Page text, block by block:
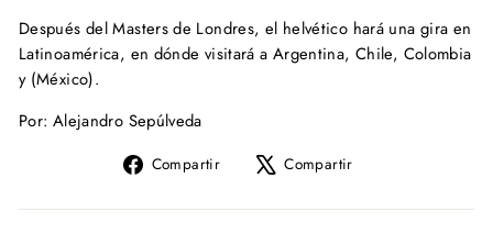
Después del Masters de Londres, el helvético hará una gira en
Latinoamérica, en dónde visitará a Argentina, Chile, Colombia
y (México).
Por: Alejandro Sepúlveda
Compartir
Compartir
Facebook
Compartir
X